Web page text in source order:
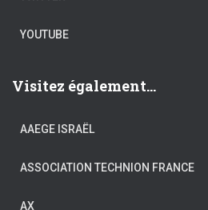
YOUTUBE
Visitez également...
AAEGE ISRAËL
ASSOCIATION TECHNION FRANCE
AX